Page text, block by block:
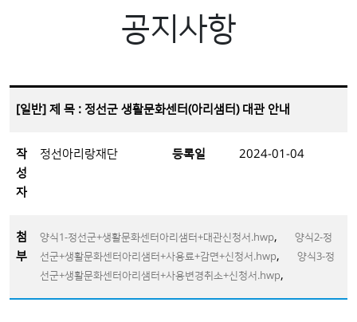
공지사항
[일반] 제 목 : 정선군 생활문화센터(아리샘터) 대관 안내
작
성
자
정선아리랑재단 등록일 2024-01-04
첨
부
양식1-정선군+생활문화센터아리샘터+대관신청서.hwp,
양식2-정
선군+생활문화센터아리샘터+사용료+감면+신청서.hwp,
양식3-정
선군+생활문화센터아리샘터+사용변경취소+신청서.hwp,